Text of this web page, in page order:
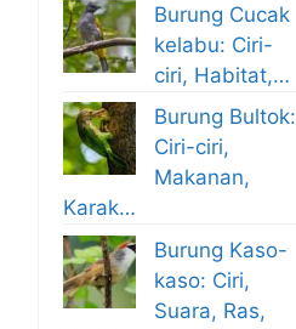
Burung Cucak
kelabu: Ciri-
ciri, Habitat,…
Burung Bultok:
Ciri-ciri,
Makanan,
Karak…
Burung Kaso-
kaso: Ciri,
Suara, Ras,